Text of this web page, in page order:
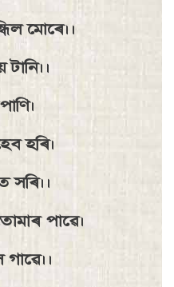
মােৰে।।
হৰি।
সৰি।।
পাৱে।